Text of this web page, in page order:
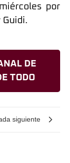
por
Guidi.
DE
TODO
siguiente